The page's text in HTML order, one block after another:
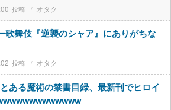
オタク
歌舞伎『逆襲のシャア』にありがちな
オタク
とある魔術の禁書目録、最新刊でヒロイ